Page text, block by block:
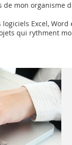
de mon organisme
Excel, Word
qui rythment